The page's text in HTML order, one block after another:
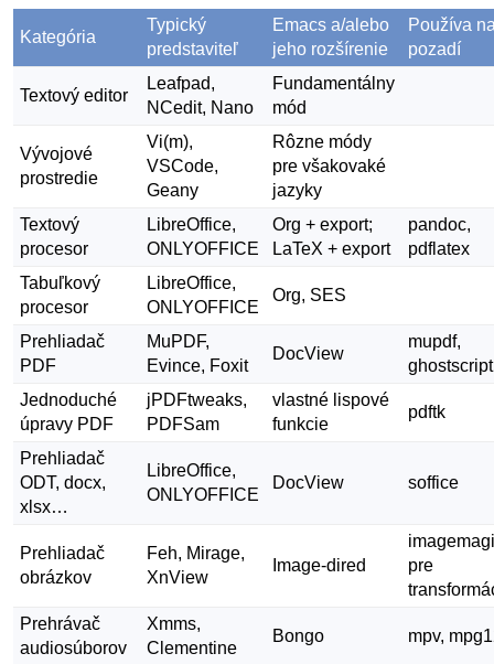
Kategória
Typický
predstaviteľ
Emacs a/alebo
jeho rozšírenie
Používa
pozadí
Textový editor
Leafpad,
NCedit, Nano
Fundamentálny
mód
Vývojové
prostredie
Vi(m),
VSCode,
Geany
Rôzne módy
pre všakovaké
jazyky
Textový
procesor
LibreOffice,
ONLYOFFICE
Org + export;
LaTeX + export
pandoc,
pdflatex
Tabuľkový
procesor
LibreOffice,
ONLYOFFICE
Org, SES
Prehliadač
PDF
MuPDF,
Evince, Foxit
DocView
mupdf,
ghostscript
Jednoduché
úpravy PDF
jPDFtweaks,
PDFSam
vlastné lispové
funkcie
pdftk
Prehliadač
ODT, docx,
xlsx…
LibreOffice,
ONLYOFFICE
DocView soffice
Prehliadač
obrázkov
Feh, Mirage,
XnView
Image-dired
pre
Prehrávač
audiosúborov
Xmms,
Clementine
Bongo mpv,